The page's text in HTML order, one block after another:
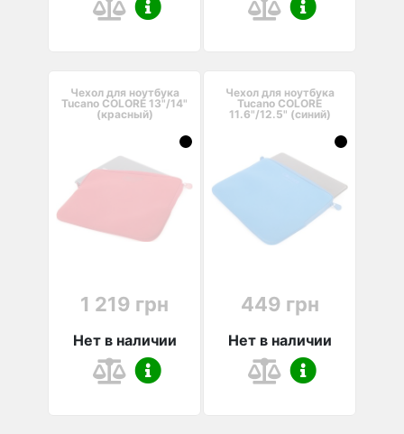
Чехол для ноутбука
Tucano COLORE 13"/14"
(красный)
1 219 грн
Нет в наличии
Чехол для ноутбука
Tucano COLORE
11.6"/12.5" (синий)
449 грн
Нет в наличии